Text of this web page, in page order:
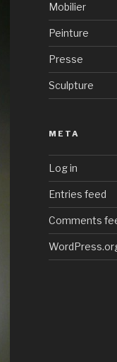
Mobilier
Peinture
Presse
Sculpture
META
Log in
Entries feed
Comments